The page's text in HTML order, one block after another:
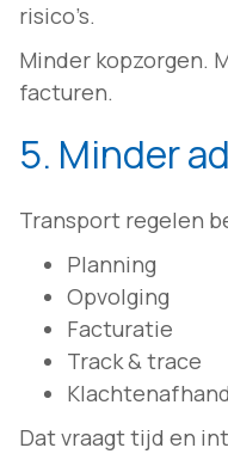
risico’s.
Minder kopzorgen.
facturen.
5. Minder
Transport regelen
Planning
Opvolging
Facturatie
Track & trace
Dat vraagt tijd en